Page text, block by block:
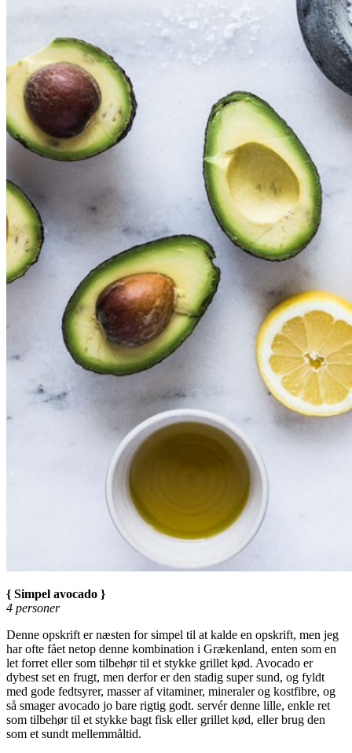
{ Simpel avocado }
4 personer
Denne opskrift er næsten for simpel til at kalde en opskrift, men jeg
har ofte fået netop denne kombination i Grækenland, enten som en
let forret eller som tilbehør til et stykke grillet kød. Avocado er
dybest set en frugt, men derfor er den stadig super sund, og fyldt
med gode fedtsyrer, masser af vitaminer, mineraler og kostfibre, og
så smager avocado jo bare rigtig godt. servér denne lille, enkle ret
som tilbehør til et stykke bagt fisk eller grillet kød, eller brug den
som et sundt mellemmåltid.